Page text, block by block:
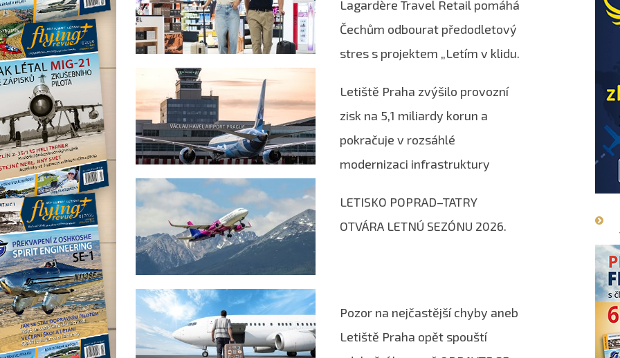
Lagardère Travel Retail pomáhá
Čechům odbourat předodletový
stres s projektem „Letím v klidu.
Letiště Praha zvýšilo provozní
zisk na 5,1 miliardy korun a
pokračuje v rozsáhlé
modernizaci infrastruktury
LETISKO POPRAD–TATRY
OTVÁRA LETNÚ SEZÓNU 2026.
Pozor na nejčastější chyby aneb
Letiště Praha opět spouští